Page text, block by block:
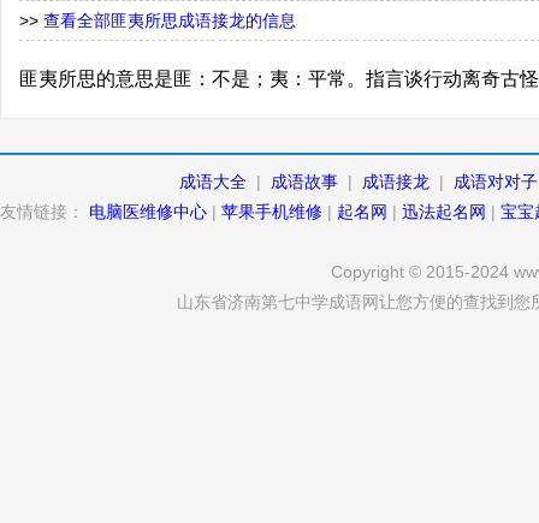
>> 查看全部匪夷所思成语接龙的信息
匪夷所思的意思是匪：不是；夷：平常。指言谈行动离奇古
成语大全 | 成语故事 | 成语接龙 |
成语对对子
友情链接：
电脑医维修中心 | 苹果手机维修 | 起名网 | 迅法起名网 | 宝宝
Copyright © 2015-2024
山东省济南第七中学成语网让您方便的查找到您